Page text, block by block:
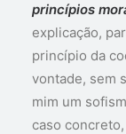
princípios
explicação,
princípio da
vontade, sem
mim um
caso